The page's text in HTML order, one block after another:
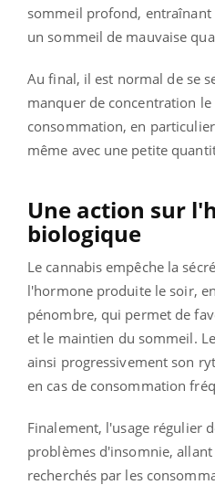
sommeil profond, entraînant
un sommeil de mauvaise
Au final, il est normal de se
manquer de concentration
consommation, en
même avec une petite
Une action sur
biologique
Le cannabis empêche la
l'hormone produite le soir,
pénombre, qui permet de
et le maintien du sommeil.
ainsi progressivement son
en cas de consommation
Finalement, l'usage régulier
problèmes d'insomnie,
recherchés par les